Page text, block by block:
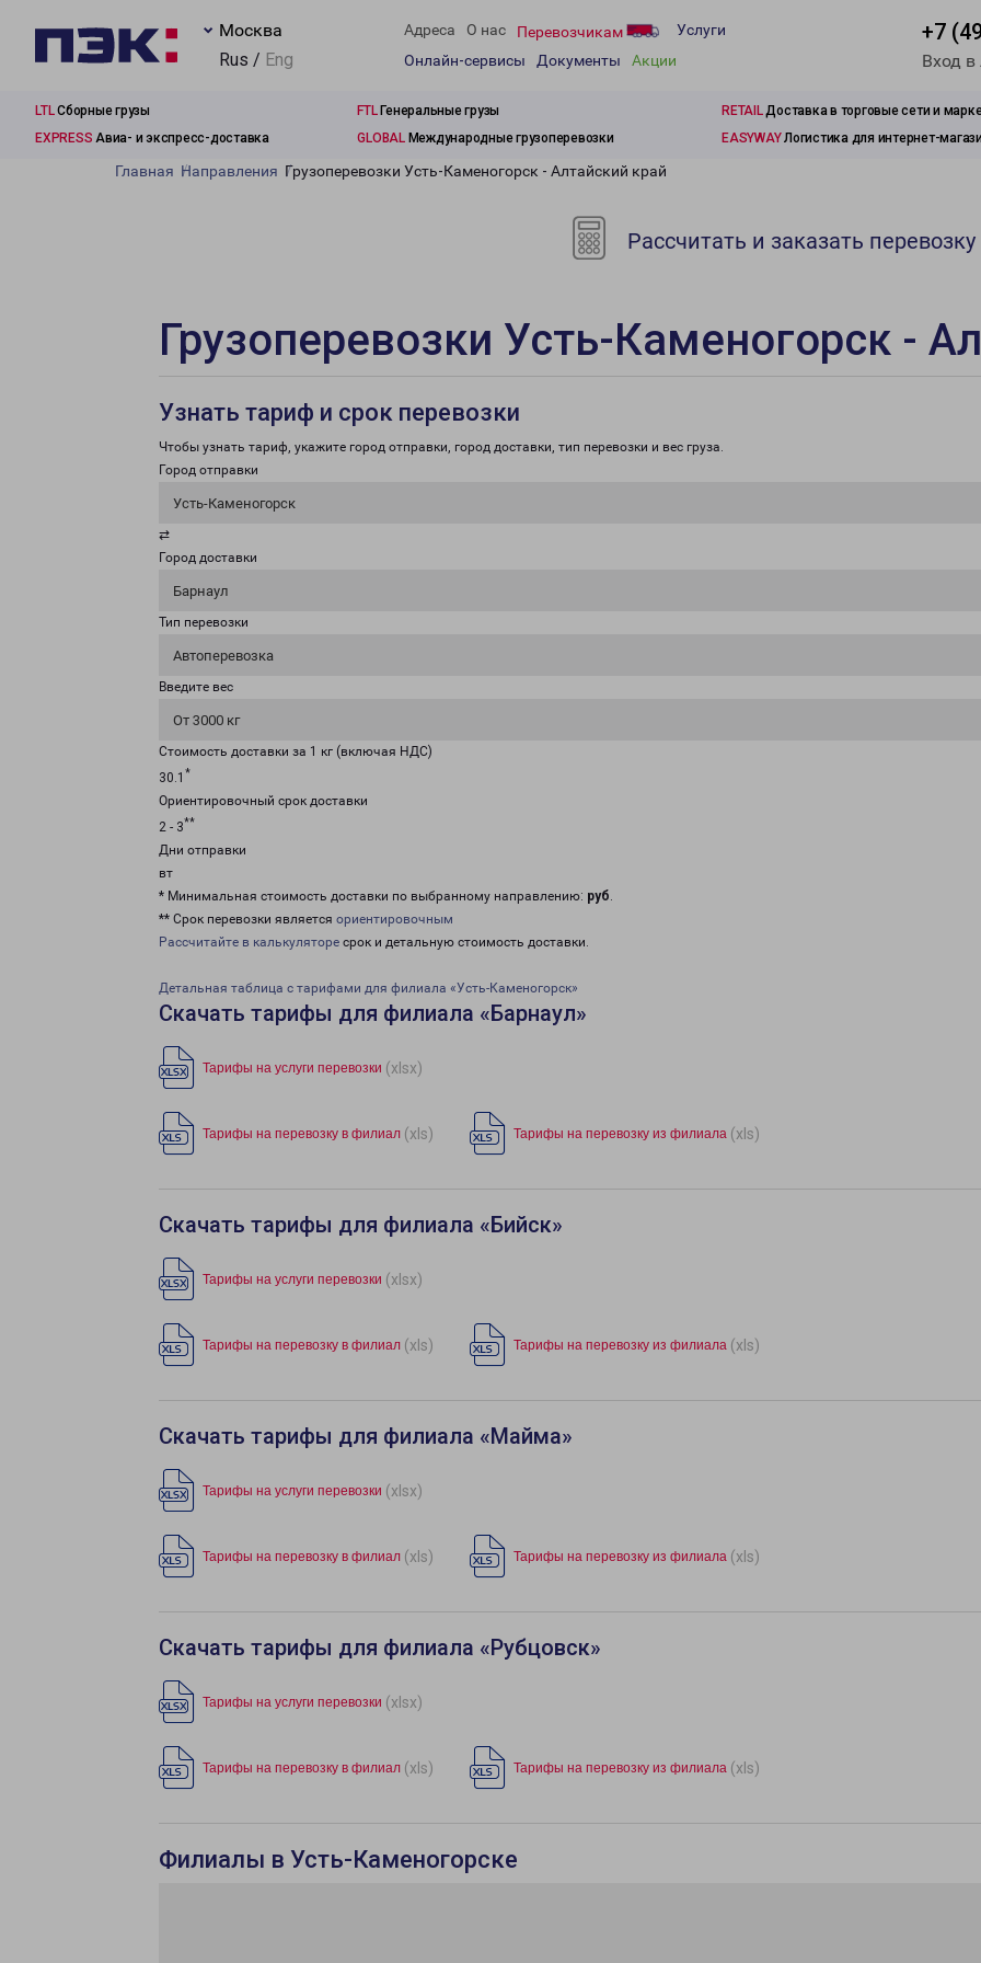
Москва
Rus / Eng
Адреса О нас Перевозчикам
Услуги
Онлайн-сервисы
Документы Акции
+7
Вход
LTLСборные грузы FTLГенеральные грузы RETAILДоставка в торговые сети и
EXPRESS Авиа- и экспресс-доставка GLOBALМеждународные грузоперевозки EASYWAYЛогистика для интернет-
Главная Направления Грузоперевозки Усть-Каменогорск - Алтайский край
Рассчитать и заказать перевозку
Грузоперевозки Усть-Каменогорск -
Узнать тариф и срок перевозки
Чтобы узнать тариф, укажите город отправки, город доставки, тип перевозки и вес груза.
Город отправки
Усть-Каменогорск
⇄
Город доставки
Барнаул
Тип перевозки
Автоперевозка
Введите вес
От 3000 кг
Стоимость доставки за 1 кг (включая НДС)
30.1 *
Ориентировочный срок доставки
2 - 3**
Дни отправки
вт
* Минимальная стоимость доставки по выбранному направлению: руб.
** Срок перевозки является ориентировочным
Рассчитайте в калькуляторе срок и детальную стоимость доставки.
Детальная таблица с тарифами для филиала «Усть-Каменогорск»
Скачать тарифы для филиала «Барнаул»
Тарифы на услуги перевозки (xlsx)
Тарифы на перевозку в филиал (xls) Тарифы на перевозку из филиала (xls)
Скачать тарифы для филиала «Бийск»
Тарифы на услуги перевозки (xlsx)
Тарифы на перевозку в филиал (xls) Тарифы на перевозку из филиала (xls)
Скачать тарифы для филиала «Майма»
Тарифы на услуги перевозки (xlsx)
Тарифы на перевозку в филиал (xls) Тарифы на перевозку из филиала (xls)
Скачать тарифы для филиала «Рубцовск»
Тарифы на услуги перевозки (xlsx)
Тарифы на перевозку в филиал (xls) Тарифы на перевозку из филиала (xls)
Филиалы в Усть-Каменогорске